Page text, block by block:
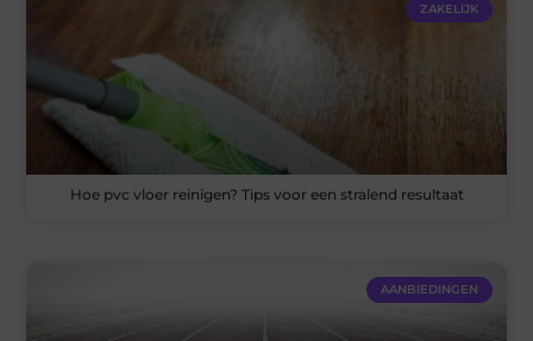
ZAKELIJK
Hoe pvc vloer reinigen? Tips voor een stralend resultaat
AANBIEDINGEN